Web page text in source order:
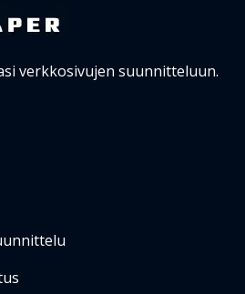
verkkosivujen suunnitteluun.